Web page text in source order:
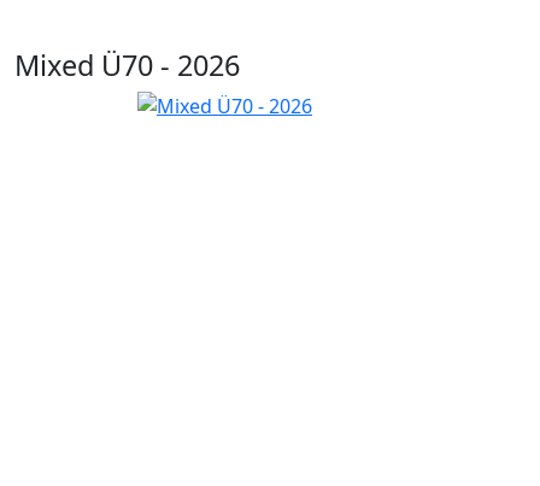
Mixed Ü70 - 2026